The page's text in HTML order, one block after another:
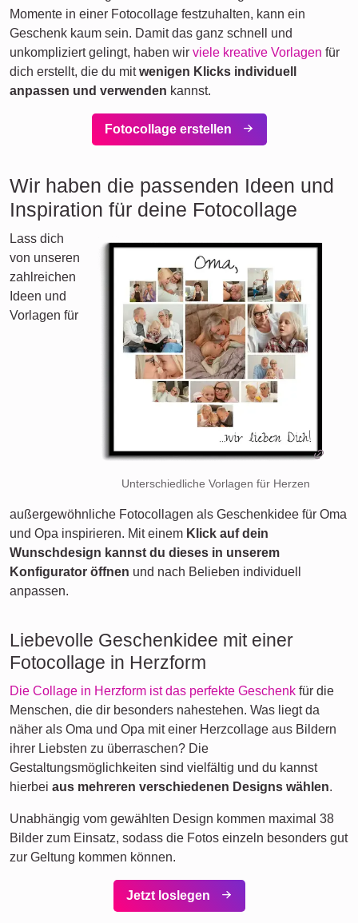
Momente in einer Fotocollage festzuhalten, kann ein
Geschenk kaum sein. Damit das ganz schnell und
unkompliziert gelingt, haben wir viele kreative Vorlagen für
dich erstellt, die du mitwenigen Klicks individuell
anpassen und verwenden kannst.
Fotocollage erstellen
Wir haben die passenden Ideen und
Inspiration für deine Fotocollage
Unterschiedliche Vorlagen für Herzen
Lass dich
von unseren
zahlreichen
Ideen und
Vorlagen für
außergewöhnliche Fotocollagen als Geschenkidee für Oma
und Opa inspirieren. Mit einem Klick auf dein
Wunschdesign kannst du dieses in unserem
Konfigurator öffnen und nach Belieben individuell
anpassen.
Liebevolle Geschenkidee mit einer
Fotocollage in Herzform
Die Collage in Herzform ist das perfekte Geschenk für die
Menschen, die dir besonders nahestehen. Was liegt da
näher als Oma und Opa mit einer Herzcollage aus Bildern
ihrer Liebsten zu überraschen? Die
Gestaltungsmöglichkeiten sind vielfältig und du kannst
hierbei aus mehreren verschiedenen Designs wählen.
Unabhängig vom gewählten Design kommen maximal 38
Bilder zum Einsatz, sodass die Fotos einzeln besonders gut
zur Geltung kommen können.
Jetzt loslegen